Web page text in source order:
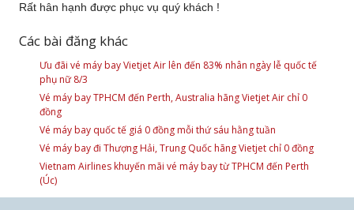
Rất hân hạnh được phục vụ quý khách !
Các bài đăng khác
Ưu đãi vé máy bay Vietjet Air lên đến 83% nhân ngày lễ quốc tế
phụ nữ 8/3
Vé máy bay TPHCM đến Perth, Australia hãng Vietjet Air chỉ 0
đồng
Vé máy bay quốc tế giá 0 đồng mỗi thứ sáu hằng tuần
Vé máy bay đi Thượng Hải, Trung Quốc hãng Vietjet chỉ 0 đồng
Vietnam Airlines khuyến mãi vé máy bay từ TPHCM đến Perth
(Úc)